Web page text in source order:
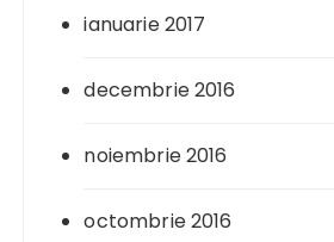
ianuarie 2017
decembrie 2016
noiembrie 2016
octombrie 2016